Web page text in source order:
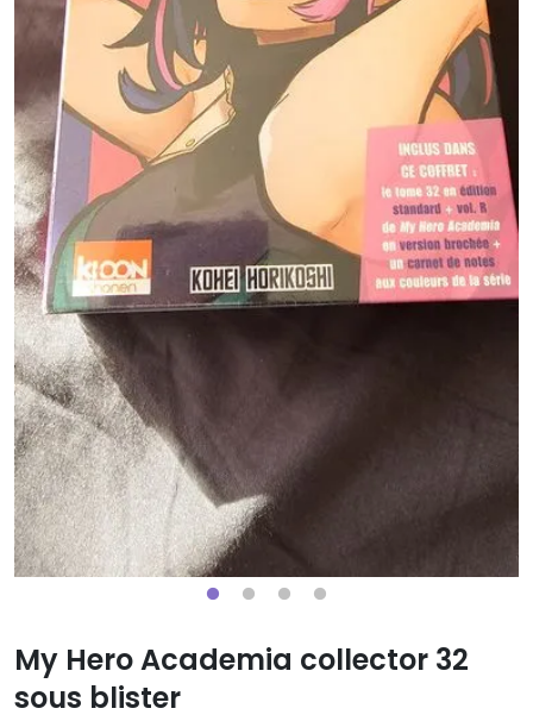
My Hero Academia collector 32
sous blister